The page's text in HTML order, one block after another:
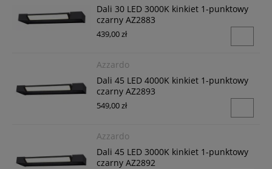
Dali 30 LED 3000K kinkiet 1-punktowy
czarny AZ2883
439,00 zł
Azzardo
Dali 45 LED 4000K kinkiet 1-punktowy
czarny AZ2893
549,00 zł
Azzardo
Dali 45 LED 3000K kinkiet 1-punktowy
czarny AZ2892